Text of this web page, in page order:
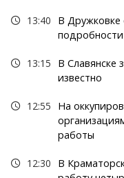
13:40
В Дружковке
подробности
13:15
В Славянске
известно
12:55
На
работы
12:30
В